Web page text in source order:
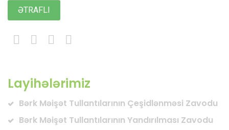
ƏTRAFLI
Layihələrimiz
Bərk Məişət Tullantılarının Çeşidlənməsi Zavodu
Bərk Məişət Tullantılarının Yandırılması Zavodu